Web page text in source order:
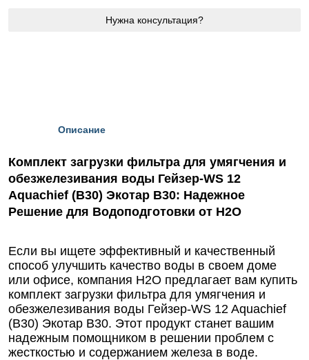
Нужна консультация?
Описание
Комплект загрузки фильтра для умягчения и
обезжелезивания воды Гейзер-WS 12
Aquachief (B30) Экотар В30: Надежное
Решение для Водоподготовки от Н2О
Если вы ищете эффективный и качественный
способ улучшить качество воды в своем доме
или офисе, компания Н2О предлагает вам купить
комплект загрузки фильтра для умягчения и
обезжелезивания воды Гейзер-WS 12 Aquachief
(B30) Экотар В30. Этот продукт станет вашим
надежным помощником в решении проблем с
жесткостью и содержанием железа в воде.